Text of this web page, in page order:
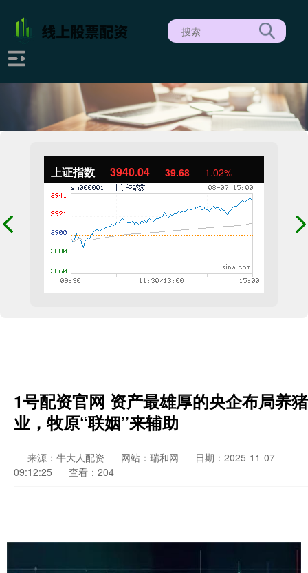
上证指数 3940.04 39.68 1.02%
1号配资官网 资产最雄厚的央企布局养猪
业，牧原“联姻”来辅助
来源：牛大人配资 网站：瑞和网
日期：2025-11-07
09:12:25
查看：204